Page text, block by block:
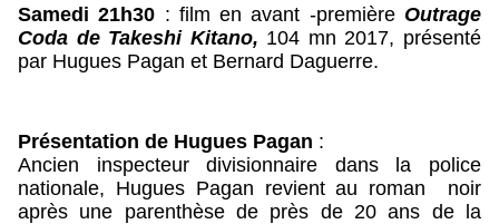
Samedi 21h30 : film en avant -première Outrage
Coda de Takeshi Kitano, 104 mn 2017, présenté
par Hugues Pagan et Bernard Daguerre.
Présentation de Hugues Pagan :
Ancien inspecteur divisionnaire dans la police
nationale, Hugues Pagan revient au roman  noir
après une parenthèse de près de 20 ans de la